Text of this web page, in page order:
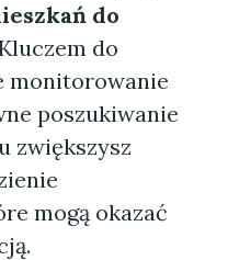
do
do
monitorowanie
poszukiwanie
zwiększysz
mogą okazać